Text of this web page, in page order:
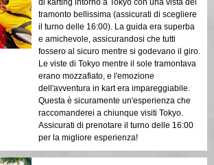
di karting intorno a Tokyo con una vista del
tramonto bellissima (assicurati di scegliere
il turno delle 16:00). La guida era superba
e amichevole, assicurandosi che tutti
fossero al sicuro mentre si godevano il giro.
Le viste di Tokyo mentre il sole tramontava
erano mozzafiato, e l'emozione
dell'avventura in kart era impareggiabile.
Questa è sicuramente un'esperienza che
raccomanderei a chiunque visiti Tokyo.
Assicurati di prenotare il turno delle 16:00
per la migliore esperienza!